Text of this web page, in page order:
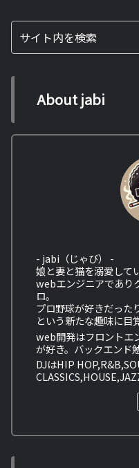
About jabi
- jabi（じゃび） -
娘と妻と猫を溺愛して
webエンジニアであり
ロ。
プロ野球が好きだった
という新たな趣味に目
web開発はフロント
が好き。バックエンド
DJはHIP